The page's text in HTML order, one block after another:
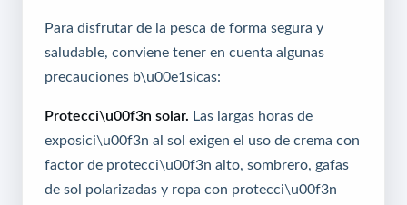
Para disfrutar de la pesca de forma segura y
saludable, conviene tener en cuenta algunas
precauciones b\u00e1sicas:
Protecci\u00f3n solar. Las largas horas de
exposici\u00f3n al sol exigen el uso de crema con
factor de protecci\u00f3n alto, sombrero, gafas
de sol polarizadas y ropa con protecci\u00f3n